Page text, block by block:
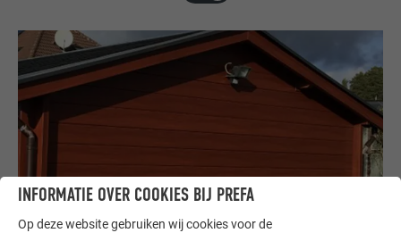
INFORMATIE OVER COOKIES BIJ PREFA
Op deze website gebruiken wij cookies voor de